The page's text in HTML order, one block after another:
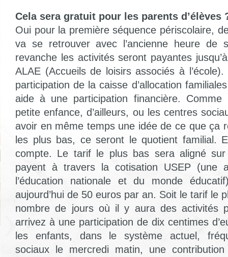
Cela sera gratuit pour les parents d’élèves
Oui pour la première séquence périscolaire,
va se retrouver avec l’ancienne heure de
revanche les activités seront payantes
ALAE (Accueils de loisirs associés à
participation de la caisse d’allocation
aide à une participation financière. Comme
petite enfance, d’ailleurs, ou les centres
avoir en même temps une idée de ce que ça
les plus bas, ce seront le quotient familial.
compte. Le tarif le plus bas sera aligné
payent à travers la cotisation USEP (une
l’éducation nationale et du monde
aujourd’hui de 50 euros par an. Soit le tarif le
nombre de jours où il y aura des activités
arrivez à une participation de dix centimes
les enfants, dans le système actuel,
sociaux le mercredi matin, une